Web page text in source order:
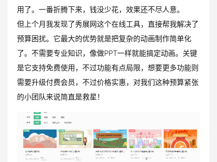
用了。一番折腾下来，钱没少花，效果还不尽人意。
但上个月我发现了秀展网这个在线工具，直接帮我解决了
预算困扰。它最大的优势就是把复杂的动画制作简单化
了。不需要专业知识，像做PPT一样就能搞定动画。关键
是它支持免费使用，不过功能有点局限，想要更多功能则
需要升级付费会员，不过价格实惠，对我们这种预算紧张
的小团队来说简直是救星！